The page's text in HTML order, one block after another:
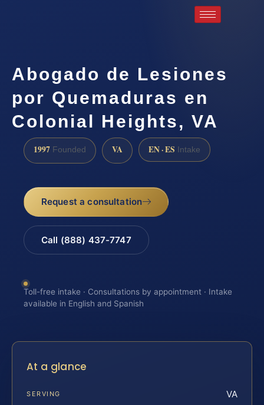
Abogado de Lesiones
por Quemaduras en
Colonial Heights, VA
1997 Founded VA EN · ES Intake
Request a consultation
Call (888) 437-7747
Toll-free intake · Consultations by appointment · Intake
available in English and Spanish
At a glance
SERVING VA